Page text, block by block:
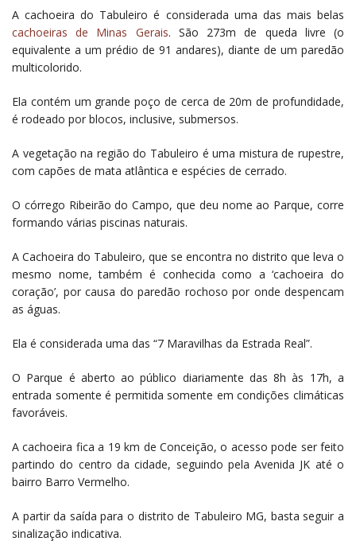
A cachoeira do Tabuleiro é considerada uma das mais belas
cachoeiras de Minas Gerais. São 273m de queda livre (o
equivalente a um prédio de 91 andares), diante de um paredão
multicolorido.
Ela contém um grande poço de cerca de 20m de profundidade,
é rodeado por blocos, inclusive, submersos.
A vegetação na região do Tabuleiro é uma mistura de rupestre,
com capões de mata atlântica e espécies de cerrado.
O córrego Ribeirão do Campo, que deu nome ao Parque, corre
formando várias piscinas naturais.
A Cachoeira do Tabuleiro, que se encontra no distrito que leva o
mesmo nome, também é conhecida como a ‘cachoeira do
coração’, por causa do paredão rochoso por onde despencam
as águas.
Ela é considerada uma das “7 Maravilhas da Estrada Real”.
O Parque é aberto ao público diariamente das 8h às 17h, a
entrada somente é permitida somente em condições climáticas
favoráveis.
A cachoeira fica a 19 km de Conceição, o acesso pode ser feito
partindo do centro da cidade, seguindo pela Avenida JK até o
bairro Barro Vermelho.
A partir da saída para o distrito de Tabuleiro MG, basta seguir a
sinalização indicativa.